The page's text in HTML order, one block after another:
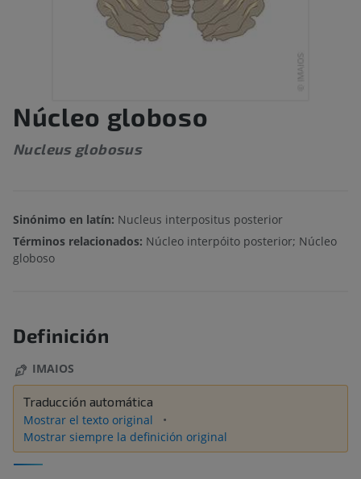
Núcleo globoso
Nucleus globosus
Sinónimo en latín: Nucleus interpositus posterior
Términos relacionados: Núcleo interpóito posterior; Núcleo
globoso
Definición
IMAIOS
Traducción automática
Mostrar el texto original
Mostrar siempre la definición original